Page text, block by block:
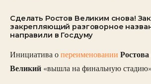
Сделать Ростов Великим снова!
закрепляющий разговорное
направили в Госдуму
Инициатива опереименовании Ростова
Великий «вышла на финальную